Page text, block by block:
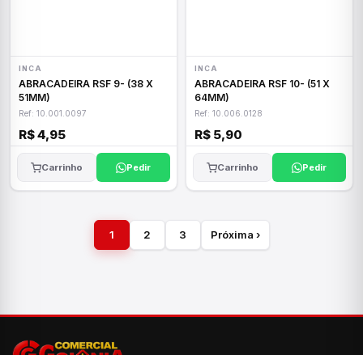
INCA
ABRACADEIRA RSF 9- (38 X
51MM)
Ref: 10.001.0097
R$ 4,95
Carrinho Pedir
INCA
ABRACADEIRA RSF 10- (51 X
64MM)
Ref: 10.006.0128
R$ 5,90
Carrinho Pedir
1 2 3 Próxima ›